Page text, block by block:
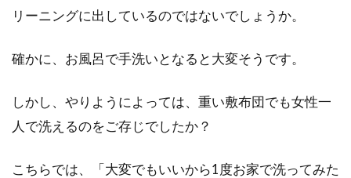
リーニングに出しているのではないでしょうか。
確かに、お風呂で手洗いとなると大変そうです。
しかし、やりようによっては、重い敷布団でも女性一
人で洗えるのをご存じでしたか？
こちらでは、「大変でもいいから1度お家で洗ってみた